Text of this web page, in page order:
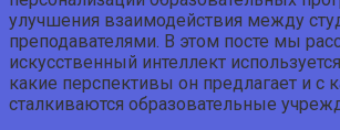
улучшения взаимодействия между
преподавателями. В этом посте мы
искусственный интеллект
какие перспективы он предлагает и с
сталкиваются образовательные